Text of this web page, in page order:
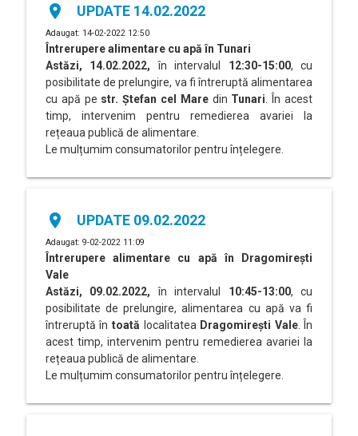
place UPDATE 14.02.2022
Adaugat: 14-02-2022 12:50
Întrerupere alimentare cu apă în Tunari
Astăzi, 14.02.2022, în intervalul 12:30-15:00, cu
posibilitate de prelungire, va fi întreruptă alimentarea
cu apă pe str. Ștefan cel Maredin Tunari . În acest
timp, intervenim pentru remedierea avariei la
rețeaua publică de alimentare.
Le mulțumim consumatorilor pentru înțelegere.
place UPDATE 09.02.2022
Adaugat: 9-02-2022 11:09
Întrerupere alimentare cu apă în
Dragomirești
Vale
Astăzi, 09.02.2022, în intervalul 10:45-13:00, cu
posibilitate de prelungire, alimentarea cu apă va fi
întreruptă în toată localitatea Dragomirești Vale. În
acest timp, intervenim pentru remedierea avariei la
rețeaua publică de alimentare.
Le mulțumim consumatorilor pentru înțelegere.